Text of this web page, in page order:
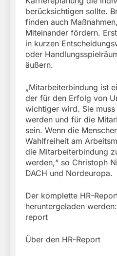
berücksichtigen sollte.
finden auch
Miteinander fördern.
in kurzen
oder
äußern.
„Mitarbeiterbindung ist
der für den Erfolg von
wichtiger wird. Sie
werden und für die
sein. Wenn die
Wahlfreiheit am
die Mitarbeiterbindung
werden,“ so Christoph
DACH und Nordeuropa.
Der komplette HR-
heruntergeladen
report
Über den HR-Report